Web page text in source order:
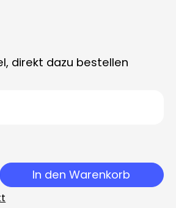
direkt dazu bestellen
Gib den
In den Warenkorb